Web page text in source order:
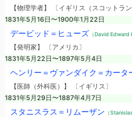
【物理学者】 〔イギリス（スコットラン
1831年5月16日〜1900年1月22日
デービッド＝ヒューズ （David Edward
【発明家】 〔アメリカ〕
1831年5月22日〜1897年5月4日
ヘンリー＝ヴァンダイク＝カータ
【医師（外科医）】 〔イギリス〕
1831年5月29日〜1887年4月7日
スタニスラス＝リムーザン （